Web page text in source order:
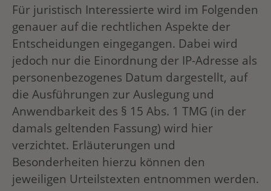
Für juristisch Interessierte wird im Folgenden
genauer auf die rechtlichen Aspekte der
Entscheidungen eingegangen. Dabei wird
jedoch nur die Einordnung der IP-Adresse als
personenbezogenes Datum dargestellt, auf
die Ausführungen zur Auslegung und
Anwendbarkeit des § 15 Abs. 1 TMG (in der
damals geltenden Fassung) wird hier
verzichtet. Erläuterungen und
Besonderheiten hierzu können den
jeweiligen Urteilstexten entnommen werden.